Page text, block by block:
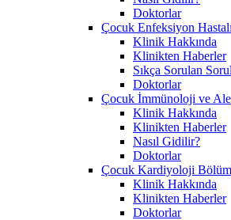
Doktorlar
Çocuk Enfeksiyon
Klinik Hakkında
Klinikten Haberler
Sıkça Sorulan
Doktorlar
Çocuk İmmünoloji ve
Klinik Hakkında
Klinikten Haberler
Nasıl Gidilir?
Doktorlar
Çocuk Kardiyoloji
Klinik Hakkında
Klinikten Haberler
Doktorlar